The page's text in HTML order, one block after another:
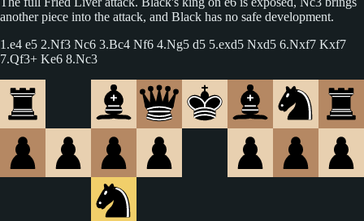
another piece into the attack, and Black has no safe development.
1.e4 e5 2.Nf3 Nc6 3.Bc4 Nf6 4.Ng5 d5 5.exd5 Nxd5 6.Nxf7 Kxf7
7.Qf3+ Ke6 8.Nc3